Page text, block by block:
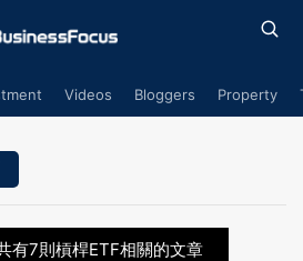
Videos Bloggers Property
有7則槓桿ETF相關的文章